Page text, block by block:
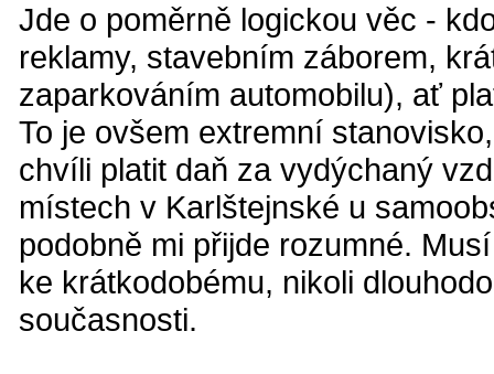
Jde o poměrně logickou věc -
reklamy, stavebním záborem,
zaparkováním automobilu), ať
To je ovšem extremní
chvíli platit daň za vydýchaný
místech v Karlštejnské u
podobně mi přijde rozumné.
ke krátkodobému, nikoli
současnosti.